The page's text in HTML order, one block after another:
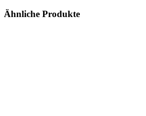
Ähnliche Produkte